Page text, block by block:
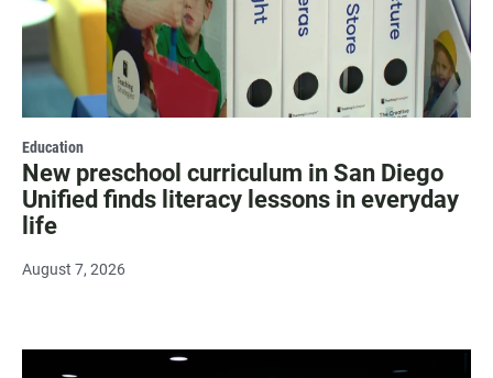
Education
New preschool curriculum in San Diego
Unified finds literacy lessons in everyday
life
August 7, 2026